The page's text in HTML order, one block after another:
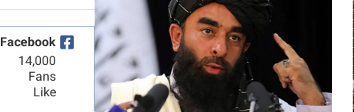
Facebook
14,000
Fans
Like